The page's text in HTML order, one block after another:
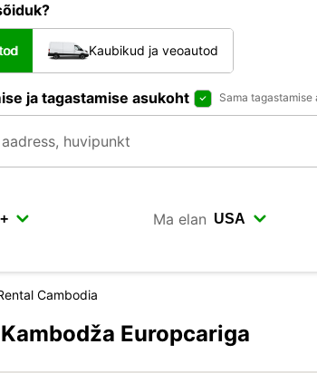
Kaubikud ja veoautod
ja tagastamise asukoht Sama tagastamise
Ma elan
Cambodia
Europcariga